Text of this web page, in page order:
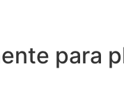
para